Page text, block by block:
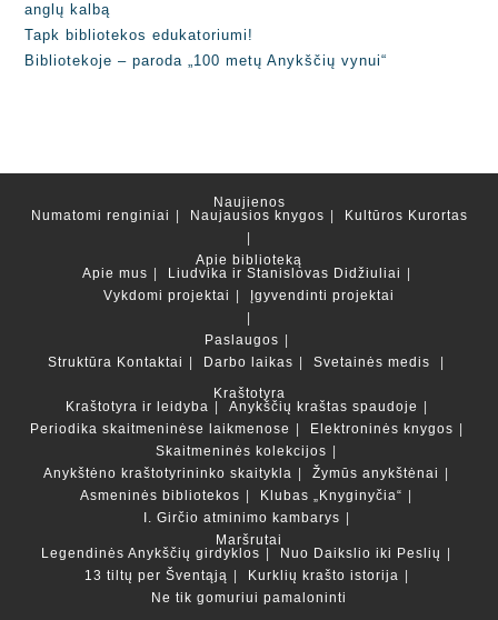
anglų kalbą
Tapk bibliotekos edukatoriumi!
Bibliotekoje – paroda „100 metų Anykščių vynui“
Naujienos
Numatomi renginiai
Naujausios knygos Kultūros Kurortas
Apie biblioteką
Apie mus
Liudvika ir Stanislovas Didžiuliai
Vykdomi projektai
Įgyvendinti projektai
Paslaugos
Struktūra Kontaktai Darbo laikas
Svetainės medis
Kraštotyra
Kraštotyra ir leidyba
Anykščių kraštas spaudoje
Periodika skaitmeninėse laikmenose
Elektroninės knygos
Skaitmeninės kolekcijos
Anykštėno kraštotyrininko skaitykla
Žymūs anykštėnai
Asmeninės bibliotekos
Klubas „Knyginyčia“
I. Girčio atminimo kambarys
Maršrutai
Legendinės Anykščių girdyklos
Nuo Daikslio iki Peslių
13 tiltų per Šventąją
Kurklių krašto istorija
Ne tik gomuriui pamaloninti